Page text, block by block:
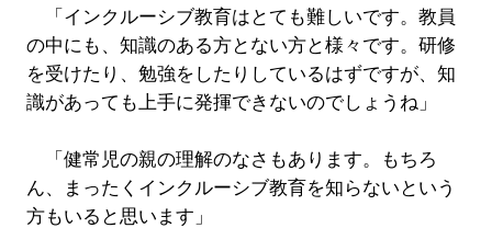
「インクルーシブ教育はとても難しいです。教員
の中にも、知識のある方とない方と様々です。研修
を受けたり、勉強をしたりしているはずですが、知
識があっても上手に発揮できないのでしょうね」
「健常児の親の理解のなさもあります。もちろ
ん、まったくインクルーシブ教育を知らないという
方もいると思います」